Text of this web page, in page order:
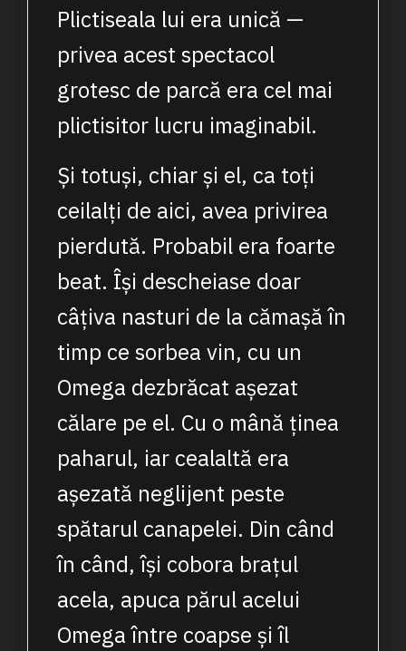
Plictiseala lui era unică —
privea acest spectacol
grotesc de parcă era cel mai
plictisitor lucru imaginabil.
Și totuși, chiar și el, ca toți
ceilalți de aici, avea privirea
pierdută. Probabil era foarte
beat. Își descheiase doar
câțiva nasturi de la cămașă în
timp ce sorbea vin, cu un
Omega dezbrăcat așezat
călare pe el. Cu o mână ținea
paharul, iar cealaltă era
așezată neglijent peste
spătarul canapelei. Din când
în când, își cobora brațul
acela, apuca părul acelui
Omega între coapse și îl